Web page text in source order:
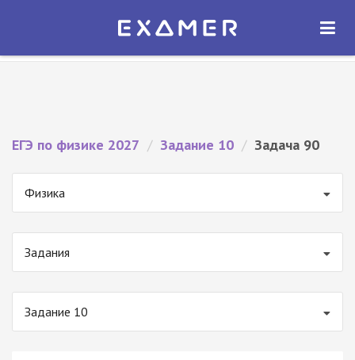
Экзамер — ЕГЭ 2027
ОТКРЫТЬ
ЕГЭ по физике 2027 / Задание 10 / Задача 90
Физика
Задания
Задание 10